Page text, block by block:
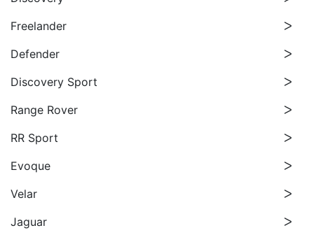
Freelander
Defender
Discovery Sport
Range Rover
RR Sport
Evoque
Velar
Jaguar